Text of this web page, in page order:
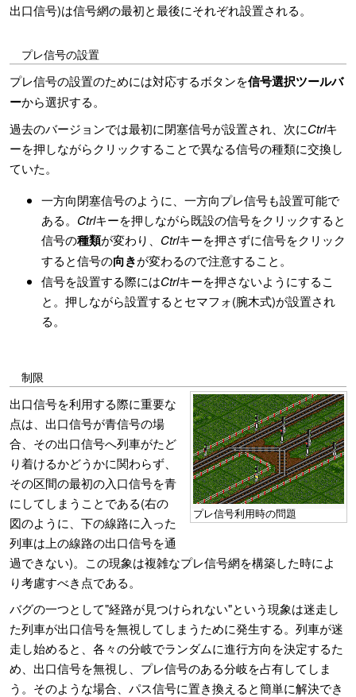
出口信号)は信号網の最初と最後にそれぞれ設置される。
プレ信号の設置
プレ信号の設置のためには対応するボタンを信号選択ツールバ
ーから選択する。
過去のバージョンでは最初に閉塞信号が設置され、次にCtrlキ
ーを押しながらクリックすることで異なる信号の種類に交換し
ていた。
一方向閉塞信号のように、一方向プレ信号も設置可能で
ある。 Ctrlキーを押しながら既設の信号をクリックすると
信号の種類が変わり、 Ctrlキーを押さずに信号をクリック
すると信号の向きが変わるので注意すること。
信号を設置する際にはCtrlキーを押さないようにするこ
と。押しながら設置するとセマフォ(腕木式)が設置され
る。
制限
プレ信号利用時の問題
出口信号を利用する際に重要な
点は、出口信号が青信号の場
合、その出口信号へ列車がたど
り着けるかどうかに関わらず、
その区間の最初の入口信号を青
にしてしまうことである(右の
図のように、下の線路に入った
列車は上の線路の出口信号を通
過できない)。この現象は複雑なプレ信号網を構築した時によ
り考慮すべき点である。
バグの一つとして"経路が見つけられない"という現象は迷走し
た列車が出口信号を無視してしまうために発生する。列車が迷
走し始めると、各々の分岐でランダムに進行方向を決定するた
め、出口信号を無視し、プレ信号のある分岐を占有してしま
う。そのような場合、パス信号に置き換えると簡単に解決でき